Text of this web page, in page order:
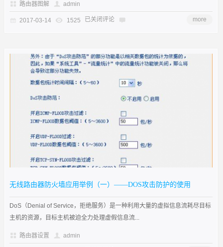
路由器图解 admin
2017-03-14 1525 已关闭评论 more
无线路由器防火墙应用举例（一）――DOS攻击防护的使用
DoS（Denial of Service，拒绝服务）是一种利用大量的虚拟信息流耗尽目标
主机的资源，目标主机被迫全力处理虚假信息流...
路由器设置 admin